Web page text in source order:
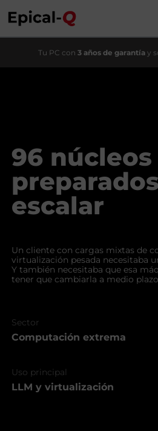
contenido
Tu PC con 3 años de garantía y
96 núcleos
escalar
Un cliente con cargas mixtas de
virtualización pesada necesitaba
Y también necesitaba que esa
tener que cambiarla a medio
Sector
Computación extrema
Uso principal
LLM y virtualización